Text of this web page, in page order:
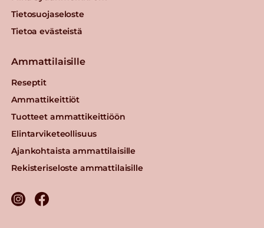
Tietosuojaseloste
Tietoa evästeistä
Ammattilaisille
Reseptit
Ammattikeittiöt
Tuotteet ammattikeittiöön
Elintarviketeollisuus
Ajankohtaista ammattilaisille
Rekisteriseloste ammattilaisille